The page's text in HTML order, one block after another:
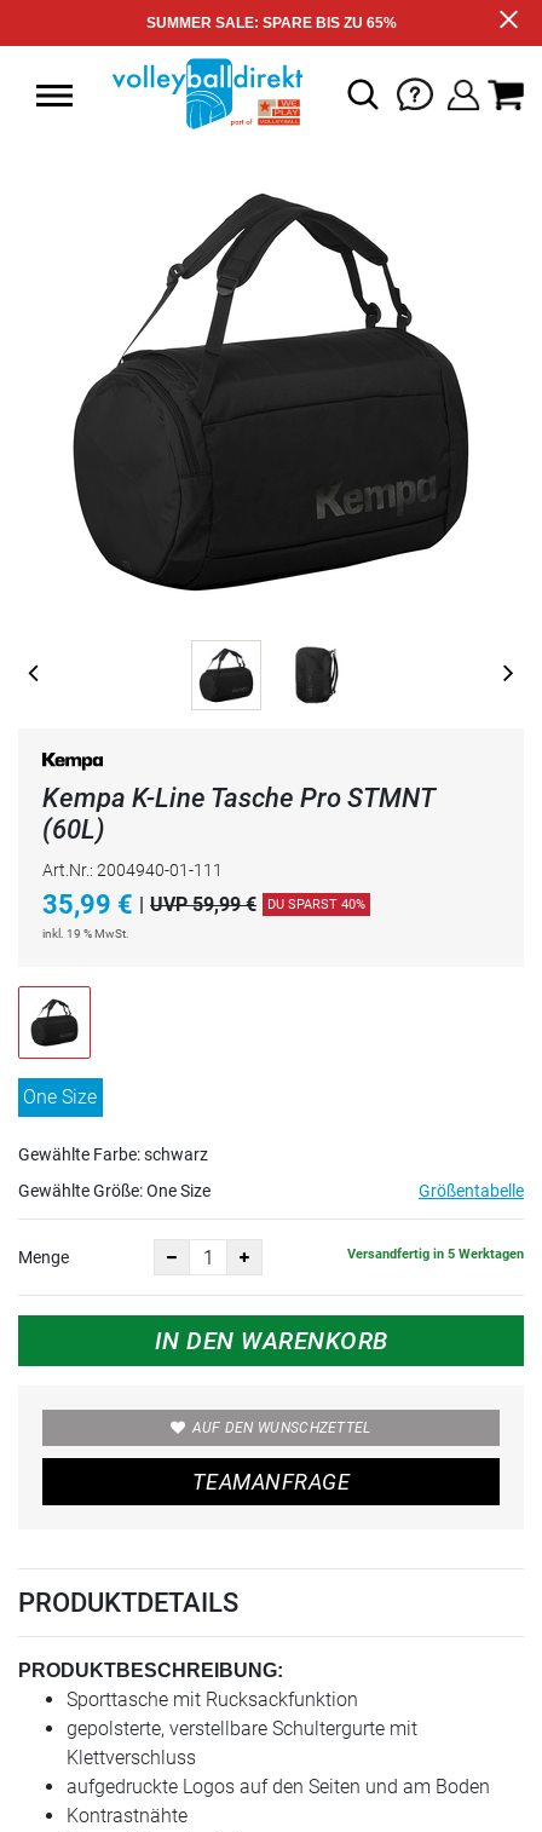
SUMMER SALE: SPARE BIS ZU 65%
Kempa K-Line Tasche Pro STMNT
(60L)
Art.Nr.: 2004940-01-111
35,99 € | UVP 59,99 € DU SPARST 40%
inkl. 19 % MwSt.
One Size
Gewählte Farbe: schwarz
Gewählte Größe:One Size Größentabelle
Menge Versandfertig in 5 Werktagen
IN DEN WARENKORB
AUF DEN WUNSCHZETTEL
TEAMANFRAGE
PRODUKTDETAILS
PRODUKTBESCHREIBUNG:
Sporttasche mit Rucksackfunktion
gepolsterte, verstellbare Schultergurte mit
Klettverschluss
aufgedruckte Logos auf den Seiten und am Boden
Kontrastnähte